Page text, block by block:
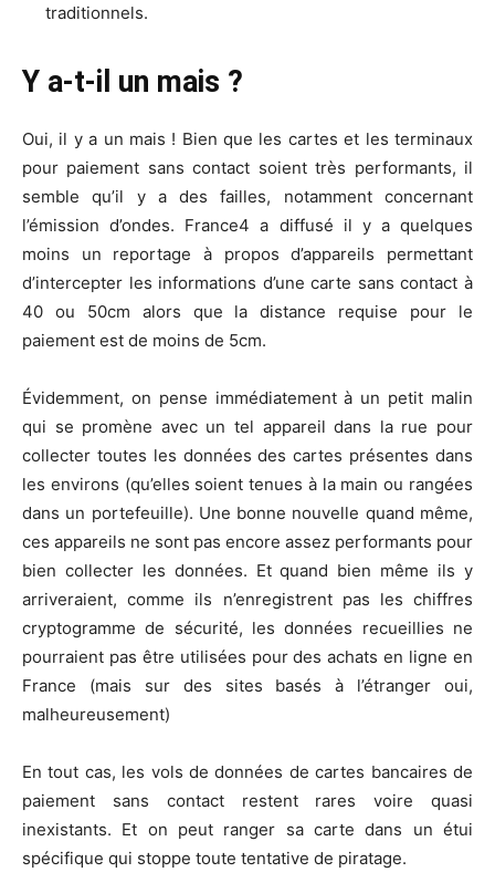
traditionnels.
Y a-t-il un mais ?
Oui, il y a un mais ! Bien que les cartes et les terminaux
pour paiement sans contact soient très performants, il
semble qu’il y a des failles, notamment concernant
l’émission d’ondes. France4 a diffusé il y a quelques
moins un reportage à propos d’appareils permettant
d’intercepter les informations d’une carte sans contact à
40 ou 50cm alors que la distance requise pour le
paiement est de moins de 5cm.
Évidemment, on pense immédiatement à un petit malin
qui se promène avec un tel appareil dans la rue pour
collecter toutes les données des cartes présentes dans
les environs (qu’elles soient tenues à la main ou rangées
dans un portefeuille). Une bonne nouvelle quand même,
ces appareils ne sont pas encore assez performants pour
bien collecter les données. Et quand bien même ils y
arriveraient, comme ils n’enregistrent pas les chiffres
cryptogramme de sécurité, les données recueillies ne
pourraient pas être utilisées pour des achats en ligne en
France (mais sur des sites basés à l’étranger oui,
malheureusement)
En tout cas, les vols de données de cartes bancaires de
paiement sans contact restent rares voire quasi
inexistants. Et on peut ranger sa carte dans un étui
spécifique qui stoppe toute tentative de piratage.